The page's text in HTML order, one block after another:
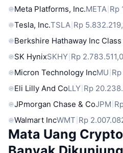
Meta Platforms, Inc.META Rp
Tesla, Inc.TSLA Rp
Berkshire Hathaway Inc Class
SK HynixSKHY Rp
Micron Technology IncMU
Eli Lilly And CoLLY Rp
JPmorgan Chase & CoJPM
Walmart IncWMT Rp
Mata Uang